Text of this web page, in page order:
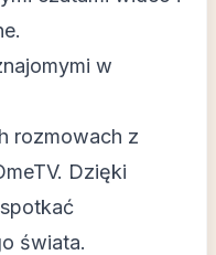
w
rozmowach z
Dzięki
świata.